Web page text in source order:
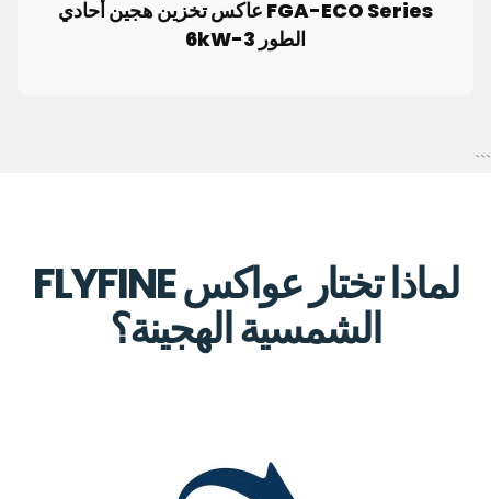
FGA-ECO Series عاكس تخزين هجين أحادي
الطور 3-6kW
```
لماذا تختار عواكس FLYFINE
الشمسية الهجينة؟